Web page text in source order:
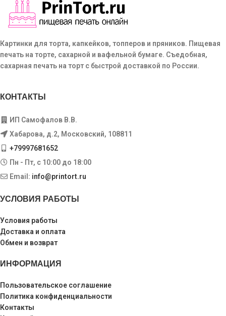
Картинки для торта, капкейков, топперов и пряников. Пищевая
печать на торте, сахарной и вафельной бумаге. Съедобная,
сахарная печать на торт с быстрой доставкой по России.
КОНТАКТЫ
ИП Самофалов В.В.
Хабарова, д.2, Московский, 108811
+79997681652
Пн - Пт, с 10:00 до 18:00
Email: info@printort.ru
УСЛОВИЯ РАБОТЫ
Условия работы
Доставка и оплата
Обмен и возврат
ИНФОРМАЦИЯ
Пользовательское соглашение
Политика конфиденциальности
Контакты